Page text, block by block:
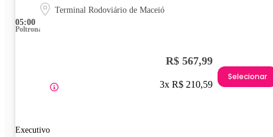
05:00
Terminal Rodoviário de Maceió
Poltrona
Executivo
R$ 567,99
3x R$ 210,59
Selecionar